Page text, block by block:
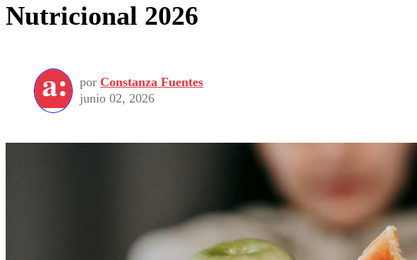
Nutricional 2026
por Constanza Fuentes
junio 02, 2026